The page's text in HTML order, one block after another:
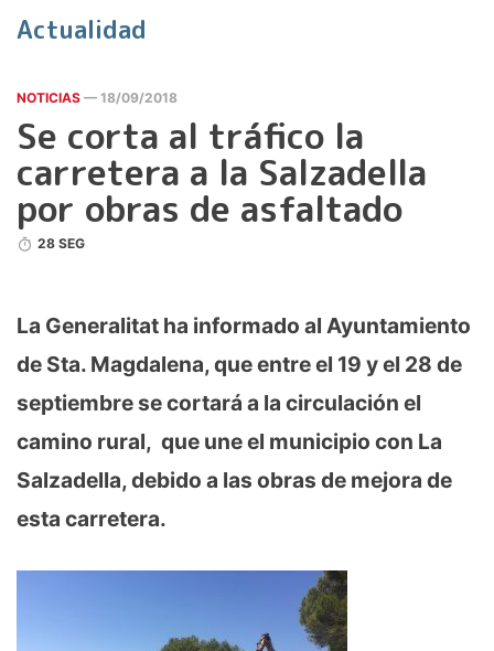
Actualidad
NOTICIAS — 18/09/2018
Se corta al tráfico la
carretera a la Salzadella
por obras de asfaltado
28 SEG
La Generalitat ha informado al Ayuntamiento
de Sta. Magdalena, que entre el 19 y el 28 de
septiembre se cortará a la circulación el
camino rural, que une el municipio con La
Salzadella, debido a las obras de mejora de
esta carretera.